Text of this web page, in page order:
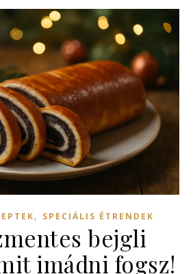
, SPECIÁLIS ÉTRENDEK
bejgli
imádni fogsz!